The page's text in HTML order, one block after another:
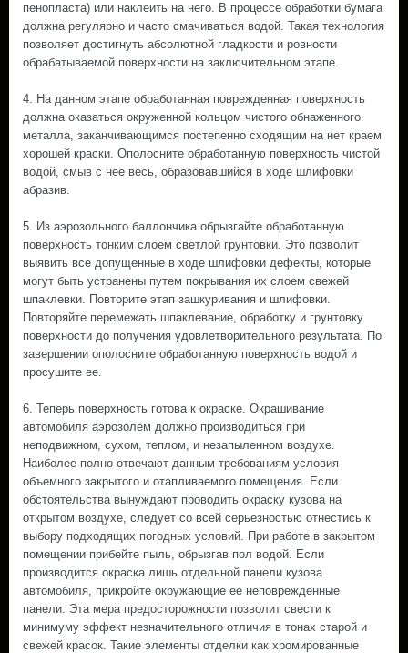
пенопласта) или наклеить на него. В процессе обработки бумага
должна регулярно и часто смачиваться водой. Такая технология
позволяет достигнуть абсолютной гладкости и ровности
обрабатываемой поверхности на заключительном этапе.
4. На данном этапе обработанная поврежденная поверхность
должна оказаться окруженной кольцом чистого обнаженного
металла, заканчивающимся постепенно сходящим на нет краем
хорошей краски. Ополосните обработанную поверхность чистой
водой, смыв с нее весь, образовавшийся в ходе шлифовки
абразив.
5. Из аэрозольного баллончика обрызгайте обработанную
поверхность тонким слоем светлой грунтовки. Это позволит
выявить все допущенные в ходе шлифовки дефекты, которые
могут быть устранены путем покрывания их слоем свежей
шпаклевки. Повторите этап зашкуривания и шлифовки.
Повторяйте перемежать шпаклевание, обработку и грунтовку
поверхности до получения удовлетворительного результата. По
завершении ополосните обработанную поверхность водой и
просушите ее.
6. Теперь поверхность готова к окраске. Окрашивание
автомобиля аэрозолем должно производиться при
неподвижном, сухом, теплом, и незапыленном воздухе.
Наиболее полно отвечают данным требованиям условия
объемного закрытого и отапливаемого помещения. Если
обстоятельства вынуждают проводить окраску кузова на
открытом воздухе, следует со всей серьезностью отнестись к
выбору подходящих погодных условий. При работе в закрытом
помещении прибейте пыль, обрызгав пол водой. Если
производится окраска лишь отдельной панели кузова
автомобиля, прикройте окружающие ее неповрежденные
панели. Эта мера предосторожности позволит свести к
минимуму эффект незначительного отличия в тонах старой и
свежей красок. Такие элементы отделки как хромированные